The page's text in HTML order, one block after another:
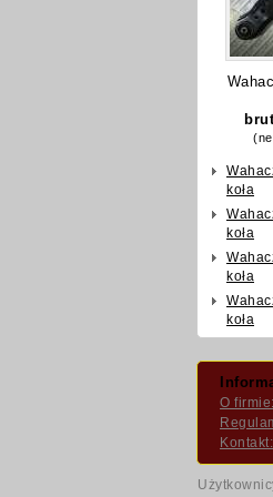
koła
koła
koła
koła
O firmie:
Kontakt: